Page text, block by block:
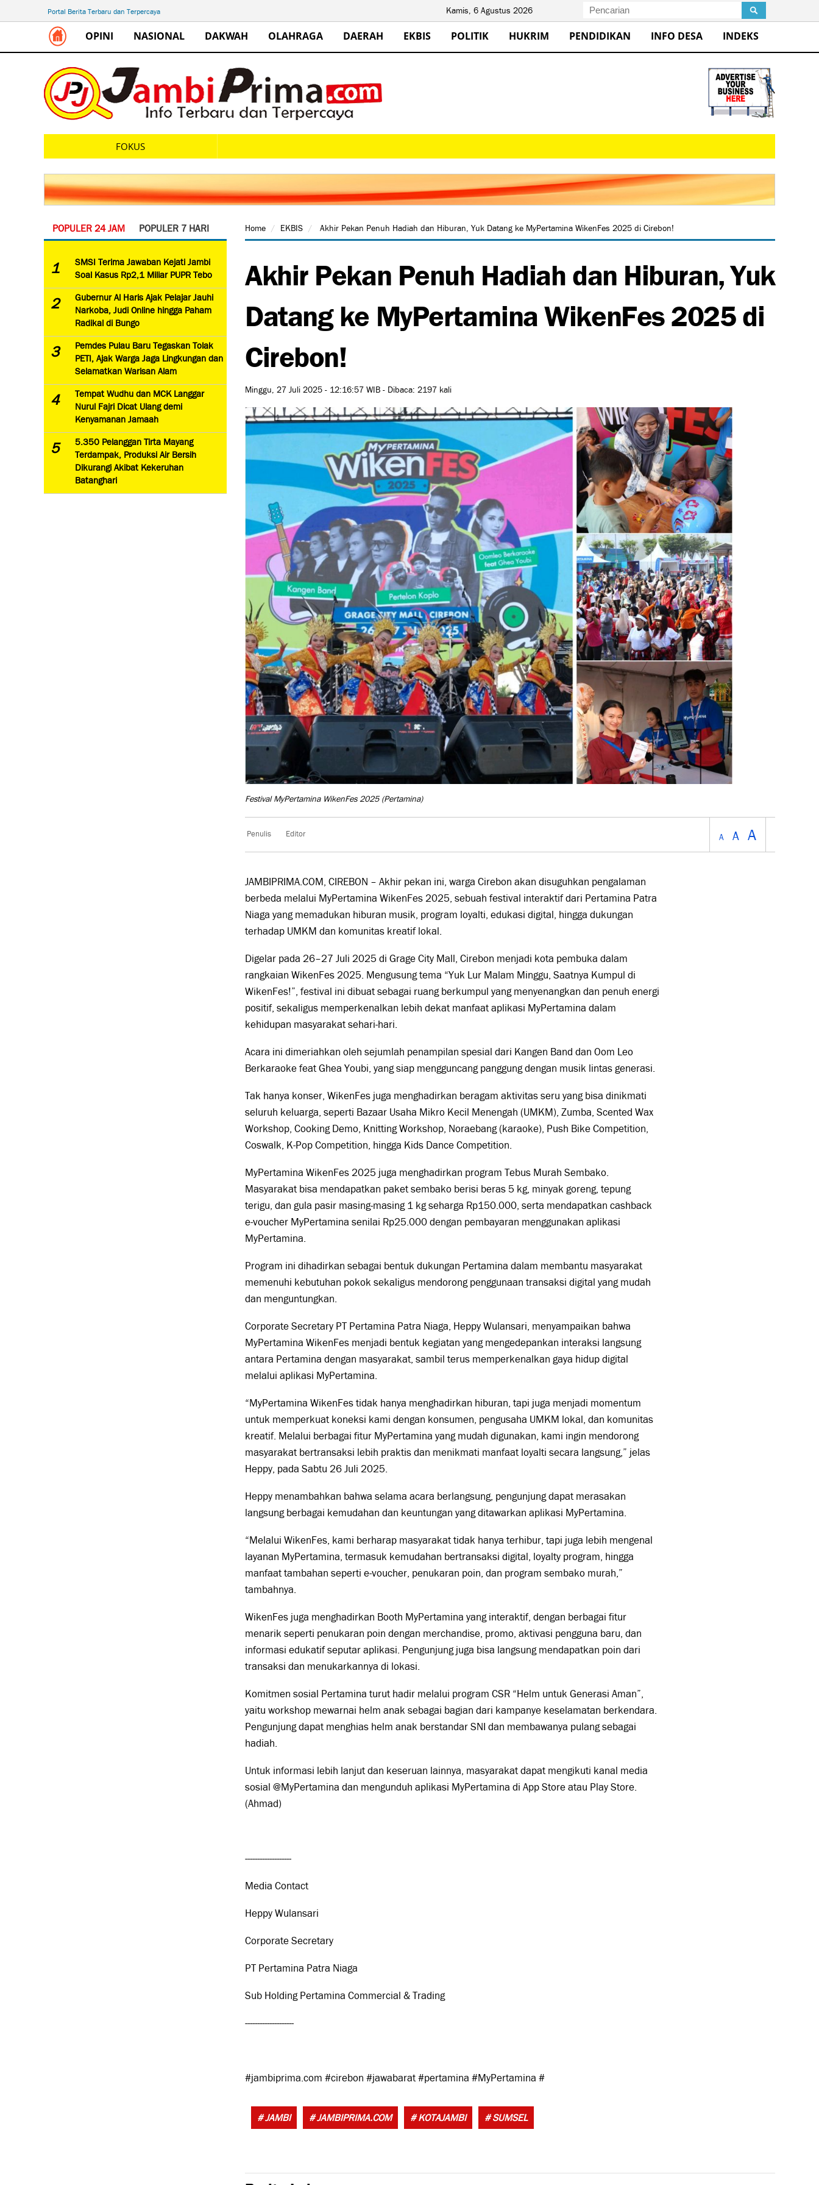
Portal Berita Terbaru dan Terpercaya Kamis, 6 Agustus 2026
OPINI NASIONAL DAKWAH OLAHRAGA DAERAH EKBIS POLITIK HUKRIM PENDIDIKAN INFO DESA INDEKS
FOKUS
POPULER 24 JAM POPULER 7 HARI
1
SMSI Terima Jawaban Kejati Jambi
Soal Kasus Rp2,1 Miliar PUPR Tebo
2
Gubernur Al Haris Ajak Pelajar Jauhi
Narkoba, Judi Online hingga Paham
Radikal di Bungo
3
Pemdes Pulau Baru Tegaskan Tolak
PETI, Ajak Warga Jaga Lingkungan dan
Selamatkan Warisan Alam
4
Tempat Wudhu dan MCK Langgar
Nurul Fajri Dicat Ulang demi
Kenyamanan Jamaah
5
5.350 Pelanggan Tirta Mayang
Terdampak, Produksi Air Bersih
Dikurangi Akibat Kekeruhan
Batanghari
Home EKBIS Akhir Pekan Penuh Hadiah dan Hiburan, Yuk Datang ke MyPertamina WikenFes 2025 di Cirebon!
Akhir Pekan Penuh Hadiah dan Hiburan, Yuk
Datang ke MyPertamina WikenFes 2025 di
Cirebon!
Minggu, 27 Juli 2025 - 12:16:57 WIB - Dibaca: 2197 kali
Festival MyPertamina WikenFes 2025 (Pertamina)
Penulis Editor A A A
JAMBIPRIMA.COM, CIREBON – Akhir pekan ini, warga Cirebon akan disuguhkan pengalaman
berbeda melalui MyPertamina WikenFes 2025, sebuah festival interaktif dari Pertamina Patra
Niaga yang memadukan hiburan musik, program loyalti, edukasi digital, hingga dukungan
terhadap UMKM dan komunitas kreatif lokal.
Digelar pada 26–27 Juli 2025 di Grage City Mall, Cirebon menjadi kota pembuka dalam
rangkaian WikenFes 2025. Mengusung tema “Yuk Lur Malam Minggu, Saatnya Kumpul di
WikenFes!”, festival ini dibuat sebagai ruang berkumpul yang menyenangkan dan penuh energi
positif, sekaligus memperkenalkan lebih dekat manfaat aplikasi MyPertamina dalam
kehidupan masyarakat sehari-hari.
Acara ini dimeriahkan oleh sejumlah penampilan spesial dari Kangen Band dan Oom Leo
Berkaraoke feat Ghea Youbi, yang siap mengguncang panggung dengan musik lintas generasi.
Tak hanya konser, WikenFes juga menghadirkan beragam aktivitas seru yang bisa dinikmati
seluruh keluarga, seperti Bazaar Usaha Mikro Kecil Menengah (UMKM), Zumba, Scented Wax
Workshop, Cooking Demo, Knitting Workshop, Noraebang (karaoke), Push Bike Competition,
Coswalk, K-Pop Competition, hingga Kids Dance Competition.
MyPertamina WikenFes 2025 juga menghadirkan program Tebus Murah Sembako.
Masyarakat bisa mendapatkan paket sembako berisi beras 5 kg, minyak goreng, tepung
terigu, dan gula pasir masing-masing 1 kg seharga Rp150.000, serta mendapatkan cashback
e-voucher MyPertamina senilai Rp25.000 dengan pembayaran menggunakan aplikasi
MyPertamina.
Program ini dihadirkan sebagai bentuk dukungan Pertamina dalam membantu masyarakat
memenuhi kebutuhan pokok sekaligus mendorong penggunaan transaksi digital yang mudah
dan menguntungkan.
Corporate Secretary PT Pertamina Patra Niaga, Heppy Wulansari, menyampaikan bahwa
MyPertamina WikenFes menjadi bentuk kegiatan yang mengedepankan interaksi langsung
antara Pertamina dengan masyarakat, sambil terus memperkenalkan gaya hidup digital
melalui aplikasi MyPertamina.
“MyPertamina WikenFes tidak hanya menghadirkan hiburan, tapi juga menjadi momentum
untuk memperkuat koneksi kami dengan konsumen, pengusaha UMKM lokal, dan komunitas
kreatif. Melalui berbagai fitur MyPertamina yang mudah digunakan, kami ingin mendorong
masyarakat bertransaksi lebih praktis dan menikmati manfaat loyalti secara langsung,” jelas
Heppy, pada Sabtu 26 Juli 2025.
Heppy menambahkan bahwa selama acara berlangsung, pengunjung dapat merasakan
langsung berbagai kemudahan dan keuntungan yang ditawarkan aplikasi MyPertamina.
“Melalui WikenFes, kami berharap masyarakat tidak hanya terhibur, tapi juga lebih mengenal
layanan MyPertamina, termasuk kemudahan bertransaksi digital, loyalty program, hingga
manfaat tambahan seperti e-voucher, penukaran poin, dan program sembako murah,”
tambahnya.
WikenFes juga menghadirkan Booth MyPertamina yang interaktif, dengan berbagai fitur
menarik seperti penukaran poin dengan merchandise, promo, aktivasi pengguna baru, dan
informasi edukatif seputar aplikasi. Pengunjung juga bisa langsung mendapatkan poin dari
transaksi dan menukarkannya di lokasi.
Komitmen sosial Pertamina turut hadir melalui program CSR “Helm untuk Generasi Aman”,
yaitu workshop mewarnai helm anak sebagai bagian dari kampanye keselamatan berkendara.
Pengunjung dapat menghias helm anak berstandar SNI dan membawanya pulang sebagai
hadiah.
Untuk informasi lebih lanjut dan keseruan lainnya, masyarakat dapat mengikuti kanal media
sosial @MyPertamina dan mengunduh aplikasi MyPertamina di App Store atau Play Store.
(Ahmad)
-------------------
Media Contact
Heppy Wulansari
Corporate Secretary
PT Pertamina Patra Niaga
Sub Holding Pertamina Commercial & Trading
--------------------
#jambiprima.com #cirebon #jawabarat #pertamina #MyPertamina #
# JAMBI # JAMBIPRIMA.COM # KOTAJAMBI # SUMSEL